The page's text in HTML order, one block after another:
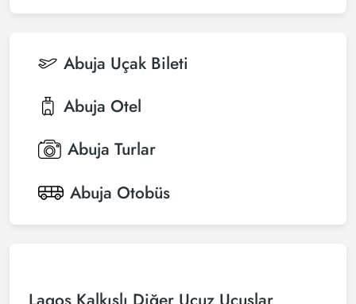
Abuja Uçak Bileti
Abuja Otel
Abuja Turlar
Abuja Otobüs